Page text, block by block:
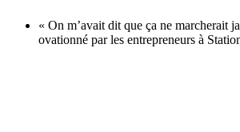
« On m’avait dit que ça ne marcherait
ovationné par les entrepreneurs à